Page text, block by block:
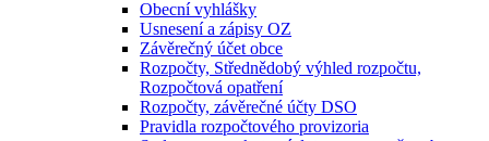
Obecní vyhlášky
Usnesení a zápisy OZ
Závěrečný účet obce
Rozpočty, Střednědobý výhled rozpočtu,
Rozpočtová opatření
Rozpočty, závěrečné účty DSO
Pravidla rozpočtového provizoria